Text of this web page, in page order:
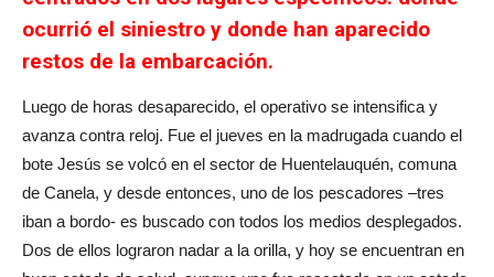
ocurrió el siniestro y donde han aparecido
restos de la embarcación.
Luego de horas desaparecido, el operativo se intensifica y
avanza contra reloj. Fue el jueves en la madrugada cuando el
bote Jesús se volcó en el sector de Huentelauquén, comuna
de Canela, y desde entonces, uno de los pescadores –tres
iban a bordo- es buscado con todos los medios desplegados.
Dos de ellos lograron nadar a la orilla, y hoy se encuentran en